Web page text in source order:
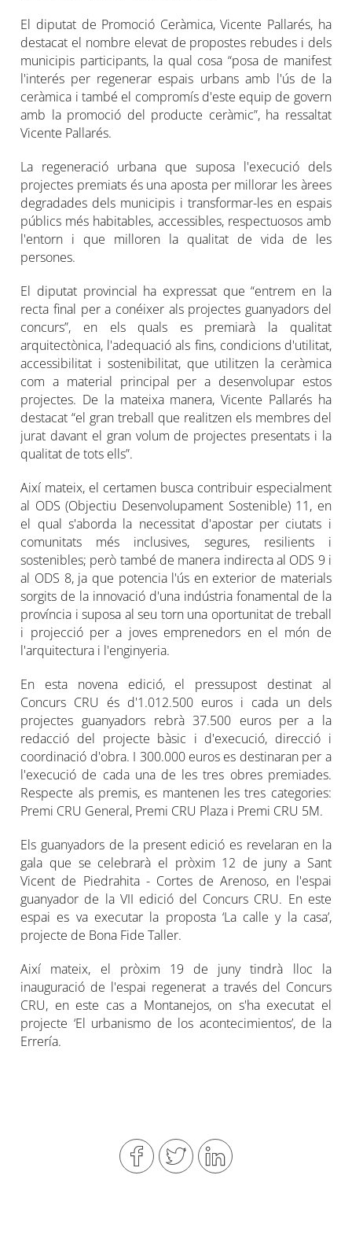
El diputat de Promoció Ceràmica, Vicente Pallarés, ha
destacat el nombre elevat de propostes rebudes i dels
municipis participants, la qual cosa “posa de manifest
l'interés per regenerar espais urbans amb l'ús de la
ceràmica i també el compromís d'este equip de govern
amb la promoció del producte ceràmic”, ha ressaltat
Vicente Pallarés.
La regeneració urbana que suposa l'execució dels
projectes premiats és una aposta per millorar les àrees
degradades dels municipis i transformar-les en espais
públics més habitables, accessibles, respectuosos amb
l'entorn i que milloren la qualitat de vida de les
persones.
El diputat provincial ha expressat que “entrem en la
recta final per a conéixer als projectes guanyadors del
concurs”, en els quals es premiarà la qualitat
arquitectònica, l'adequació als fins, condicions d'utilitat,
accessibilitat i sostenibilitat, que utilitzen la ceràmica
com a material principal per a desenvolupar estos
projectes. De la mateixa manera, Vicente Pallarés ha
destacat “el gran treball que realitzen els membres del
jurat davant el gran volum de projectes presentats i la
qualitat de tots ells”.
Així mateix, el certamen busca contribuir especialment
al ODS (Objectiu Desenvolupament Sostenible) 11, en
el qual s'aborda la necessitat d'apostar per ciutats i
comunitats més inclusives, segures, resilients i
sostenibles; però també de manera indirecta al ODS 9 i
al ODS 8, ja que potencia l'ús en exterior de materials
sorgits de la innovació d'una indústria fonamental de la
província i suposa al seu torn una oportunitat de treball
i projecció per a joves emprenedors en el món de
l'arquitectura i l'enginyeria.
En esta novena edició, el pressupost destinat al
Concurs CRU és d'1.012.500 euros i cada un dels
projectes guanyadors rebrà 37.500 euros per a la
redacció del projecte bàsic i d'execució, direcció i
coordinació d'obra. I 300.000 euros es destinaran per a
l'execució de cada una de les tres obres premiades.
Respecte als premis, es mantenen les tres categories:
Premi CRU General, Premi CRU Plaza i Premi CRU 5M.
Els guanyadors de la present edició es revelaran en la
gala que se celebrarà el pròxim 12 de juny a Sant
Vicent de Piedrahita - Cortes de Arenoso, en l'espai
guanyador de la VII edició del Concurs CRU. En este
espai es va executar la proposta ‘La calle y la casa’,
projecte de Bona Fide Taller.
Així mateix, el pròxim 19 de juny tindrà lloc la
inauguració de l'espai regenerat a través del Concurs
CRU, en este cas a Montanejos, on s'ha executat el
projecte ‘El urbanismo de los acontecimientos’, de la
Errería.